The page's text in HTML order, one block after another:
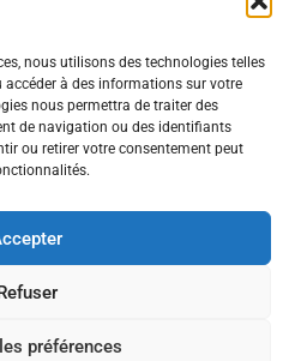
nous utilisons des technologies telles
à des informations sur votre
nous permettra de traiter des
de navigation ou des identifiants
ou retirer votre consentement peut
préférences